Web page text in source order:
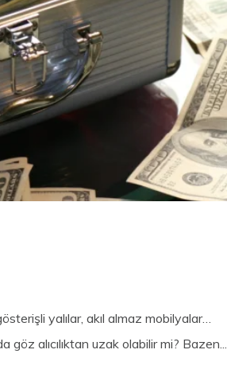
yalılar, akıl almaz mobilyalar…
göz alıcılıktan uzak olabilir mi? Bazen...